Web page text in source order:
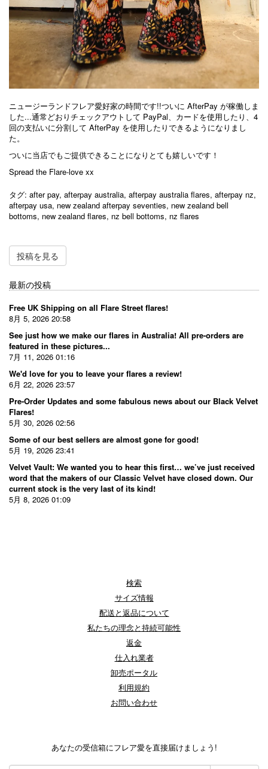
ニュージーランドフレア愛好家の時間です!!ついに AfterPay が稼働しま
した...通常どおりチェックアウトして PayPal、カードを使用したり、4
回の支払いに分割して AfterPay を使用したりできるようになりまし
た。
ついに当店でもご提供できることになりとても嬉しいです！
Spread the Flare-love xx
タグ: after pay, afterpay australia, afterpay australia flares, afterpay nz,
afterpay usa, new zealand afterpay seventies, new zealand bell
bottoms, new zealand flares, nz bell bottoms, nz flares
投稿を見る
最新の投稿
Free UK Shipping on all Flare Street flares!
8月 5, 2026 20:58
See just how we make our flares in Australia! All pre-orders are
featured in these pictures...
7月 11, 2026 01:16
We'd love for you to leave your flares a review!
6月 22, 2026 23:57
Pre-Order Updates and some fabulous news about our Black Velvet
Flares!
5月 30, 2026 02:56
Some of our best sellers are almost gone for good!
5月 19, 2026 23:41
Velvet Vault: We wanted you to hear this first… we’ve just received
word that the makers of our Classic Velvet have closed down. Our
current stock is the very last of its kind!
5月 8, 2026 01:09
検索
サイズ情報
配送と返品について
私たちの理念と持続可能性
返金
仕入れ業者
卸売ポータル
利用規約
お問い合わせ
あなたの受信箱にフレア愛を直接届けましょう!